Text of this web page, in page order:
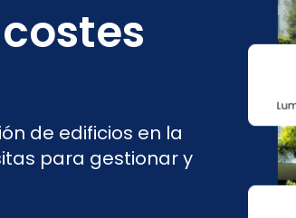
de edificios en la
para gestionar y